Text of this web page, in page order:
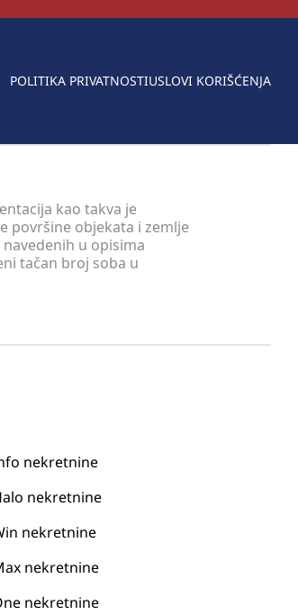
POLITIKA PRIVATNOSTIUSLOVI KORIŠĆENJA
kao takva je
površine objekata i zemlje
u opisima
tačan broj soba u
nekretnine
nekretnine
nekretnine
nekretnine
nekretnine